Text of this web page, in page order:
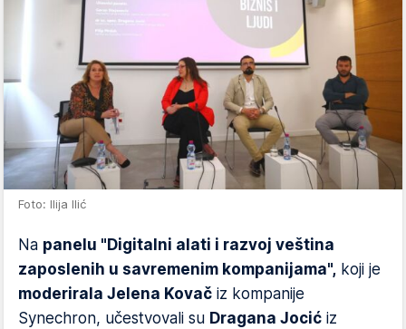
Foto: Ilija Ilić
Na panelu "Digitalni alati i razvoj veština
zaposlenih u savremenim kompanijama", koji je
moderirala Jelena Kovač iz kompanije
Synechron, učestvovali su Dragana Jocić iz